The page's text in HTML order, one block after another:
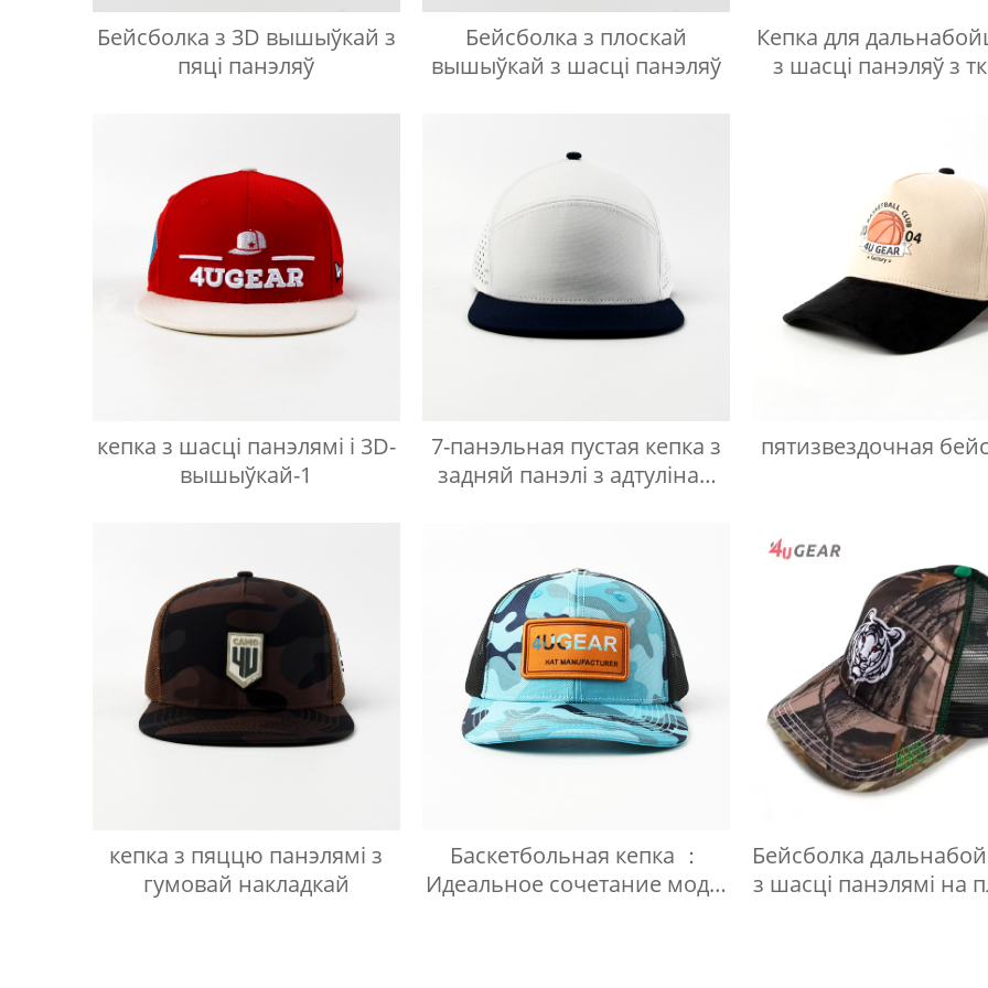
Бейсболка з 3D вышыўкай з
пяці панэляў
Бейсболка з плоскай
вышыўкай з шасці панэляў
Кепка для
з шасці панэляў з
кепка з шасці панэлямі і 3D-
вышыўкай-1
7-панэльная пустая кепка з
задняй панэлі з адтулінай
пятизвездочная
кепка з пяццю панэлямі з
гумовай накладкай
Баскетбольная кепка ：
Идеальное сочетание моды
Бейсболка
з шасці панэлямі на